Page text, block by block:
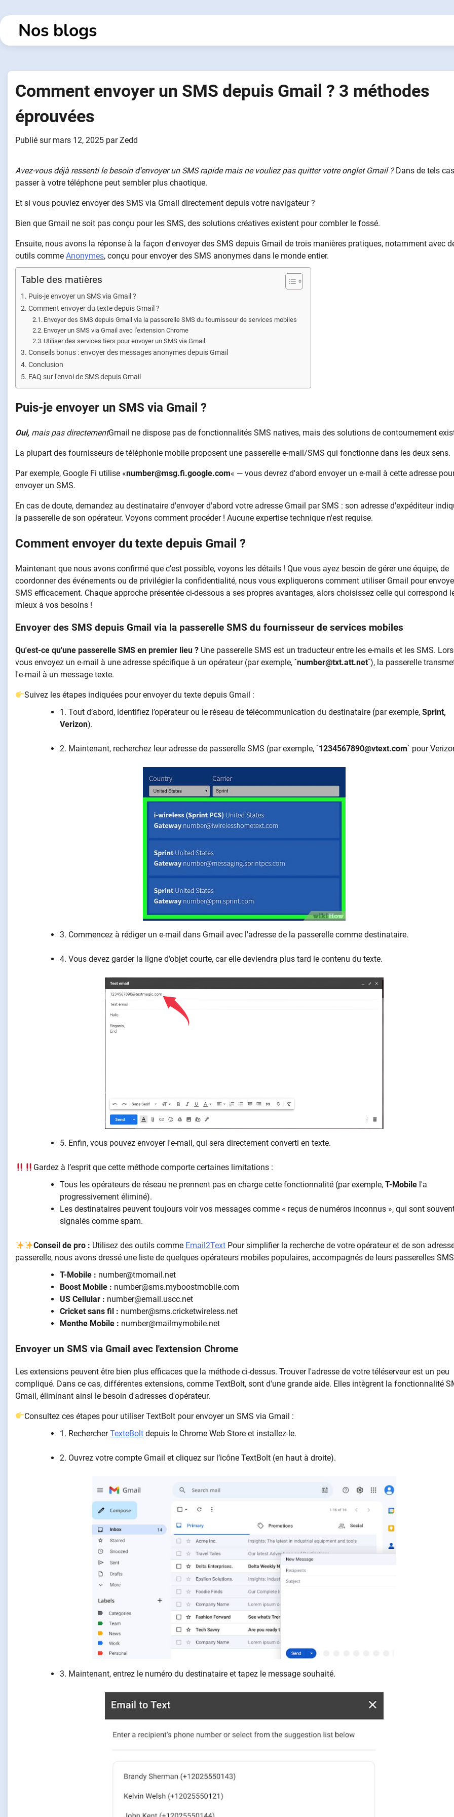
au
contenuNos blogs
Comment envoyer un SMS depuis Gmail ? 3 méthodes
éprouvées
Publié sur mars 12, 2025 parZedd
Avez-vous déjà ressenti le besoin d'envoyer un SMS rapide mais ne vouliez pas quitter votre onglet Gmail ?Dans de tels
passer à votre téléphone peut sembler plus chaotique.
Et si vous pouviez envoyer des SMS via Gmail directement depuis votre navigateur ?
Bien que Gmail ne soit pas conçu pour les SMS, des solutions créatives existent pour combler le fossé.
Ensuite, nous avons la réponse à la façon d'envoyer des SMS depuis Gmail de trois manières pratiques, notamment avec
outils comme Anonymes, conçu pour envoyer des SMS anonymes dans le monde entier.
Table des matières
Puis-je envoyer un SMS via Gmail ?
Comment envoyer du texte depuis Gmail ?
Envoyer des SMS depuis Gmail via la passerelle SMS du fournisseur de services mobiles
Envoyer un SMS via Gmail avec l'extension Chrome
Utiliser des services tiers pour envoyer un SMS via Gmail
Conseils bonus : envoyer des messages anonymes depuis Gmail
Conclusion
FAQ sur l'envoi de SMS depuis Gmail
Puis-je envoyer un SMS via Gmail ?
Oui, mais pas directementGmail ne dispose pas de fonctionnalités SMS natives, mais des solutions de contournement
La plupart des fournisseurs de téléphonie mobile proposent une passerelle e-mail/SMS qui fonctionne dans les deux sens.
Par exemple, Google Fi utilise «number@msg.fi.google.com« — vous devrez d'abord envoyer un e-mail à cette adresse
envoyer un SMS.
En cas de doute, demandez au destinataire d'envoyer d'abord votre adresse Gmail par SMS : son adresse d'expéditeur
la passerelle de son opérateur. Voyons comment procéder ! Aucune expertise technique n'est requise.
Comment envoyer du texte depuis Gmail ?
Maintenant que nous avons confirmé que c'est possible, voyons les détails ! Que vous ayez besoin de gérer une équipe, de
coordonner des événements ou de privilégier la confidentialité, nous vous expliquerons comment utiliser Gmail pour
SMS efficacement. Chaque approche présentée ci-dessous a ses propres avantages, alors choisissez celle qui correspond
mieux à vos besoins !
Envoyer des SMS depuis Gmail via la passerelle SMS du fournisseur de services mobiles
Qu'est-ce qu'une passerelle SMS en premier lieu ? Une passerelle SMS est un traducteur entre les e-mails et les SMS.
vous envoyez un e-mail à une adresse spécifique à un opérateur (par exemple, `number@txt.att.net`), la passerelle
l'e-mail à un message texte.
Suivez les étapes indiquées pour envoyer du texte depuis Gmail :
1. Tout d’abord, identifiez l’opérateur ou le réseau de télécommunication du destinataire (par exemple, Sprint,
Verizon).
2. Maintenant, recherchez leur adresse de passerelle SMS (par exemple, `1234567890@vtext.com` pour
3. Commencez à rédiger un e-mail dans Gmail avec l'adresse de la passerelle comme destinataire.
4. Vous devez garder la ligne d’objet courte, car elle deviendra plus tard le contenu du texte.
5. Enfin, vous pouvez envoyer l'e-mail, qui sera directement converti en texte.
Gardez à l’esprit que cette méthode comporte certaines limitations :
Tous les opérateurs de réseau ne prennent pas en charge cette fonctionnalité (par exemple, T-Mobile l'a
progressivement éliminé).
Les destinataires peuvent toujours voir vos messages comme « reçus de numéros inconnus », qui sont
signalés comme spam.
Conseil de pro : Utilisez des outils comme Email2Text Pour simplifier la recherche de votre opérateur et de son
passerelle, nous avons dressé une liste de quelques opérateurs mobiles populaires, accompagnés de leurs passerelles
T-Mobile : number@tmomail.net
Boost Mobile : number@sms.myboostmobile.com
US Cellular : number@email.uscc.net
Cricket sans fil : number@sms.cricketwireless.net
Menthe Mobile : number@mailmymobile.net
Envoyer un SMS via Gmail avec l'extension Chrome
Les extensions peuvent être bien plus efficaces que la méthode ci-dessus. Trouver l'adresse de votre téléserveur est un peu
compliqué. Dans ce cas, différentes extensions, comme TextBolt, sont d'une grande aide. Elles intègrent la fonctionnalité
Gmail, éliminant ainsi le besoin d'adresses d'opérateur.
Consultez ces étapes pour utiliser TextBolt pour envoyer un SMS via Gmail :
1. RechercherTexteBolt depuis le Chrome Web Store et installez-le.
2. Ouvrez votre compte Gmail et cliquez sur l’icône TextBolt (en haut à droite).
3. Maintenant, entrez le numéro du destinataire et tapez le message souhaité.